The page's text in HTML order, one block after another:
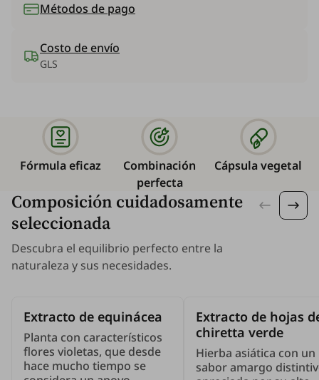
Métodos de pago
Costo de envío
GLS
Fórmula eficaz
Combinación
perfecta
Cápsula vegetal
Composición cuidadosamente
seleccionada
Descubra el equilibrio perfecto entre la
naturaleza y sus necesidades.
Extracto de equinácea
Planta con característicos
flores violetas, que desde
hace mucho tiempo se
Extracto de hojas
chiretta verde
Hierba asiática con un
sabor amargo